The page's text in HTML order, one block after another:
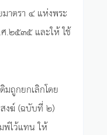
าตรา ๔ แห่งพระ
.๒๕๓๕ และให้ ใช้
มถูกยกเลิกโดย
งฆ์ (ฉบับที่ ๒)
พ์ไว้แทน ให้